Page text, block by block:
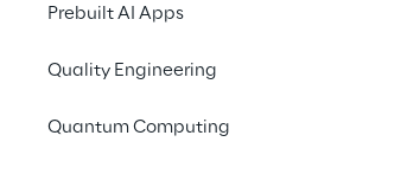
Prebuilt AI Apps
Quality Engineering
Quantum Computing
Um
die